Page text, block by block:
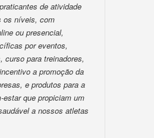
de atividade
os níveis, com
ou presencial,
por eventos,
curso para treinadores,
a promoção da
e produtos para a
estar que propiciam um
a nossos atletas